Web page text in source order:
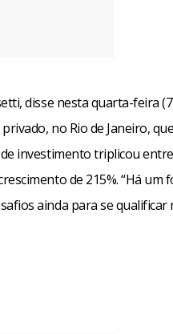
disse nesta quarta-feira
no Rio de Janeiro,
investimento triplicou
de 215%. “Há um
ainda para se qualificar